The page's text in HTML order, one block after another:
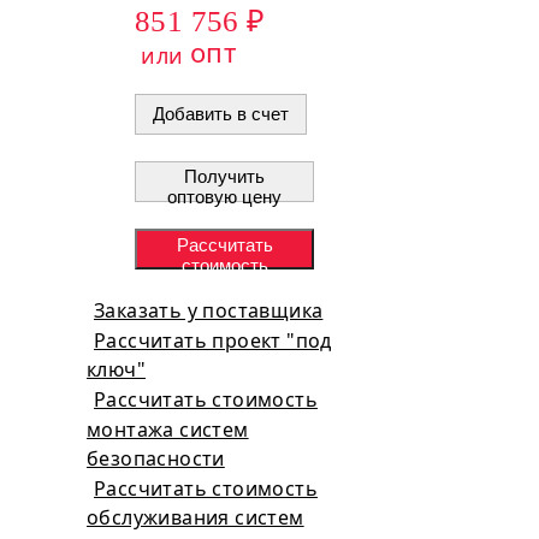
851 756 ₽
или опт
Добавить в счет
Получить
оптовую цену
Рассчитать
стоимость
Заказать у поставщика
Рассчитать проект "под
ключ"
Рассчитать стоимость
монтажа систем
безопасности
Рассчитать стоимость
обслуживания систем